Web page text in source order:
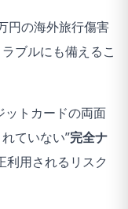
円の海外旅行傷害
ブルにも備えるこ
ットカードの両面
ていない”完全ナ
利用されるリスク